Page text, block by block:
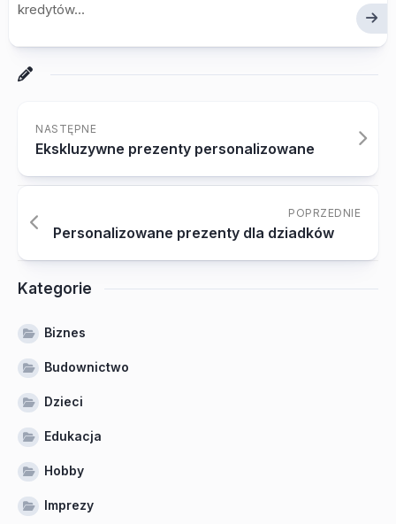
kredytów...
NASTĘPNE
Ekskluzywne prezenty personalizowane
POPRZEDNIE
Personalizowane prezenty dla dziadków
Kategorie
Biznes
Budownictwo
Dzieci
Edukacja
Hobby
Imprezy